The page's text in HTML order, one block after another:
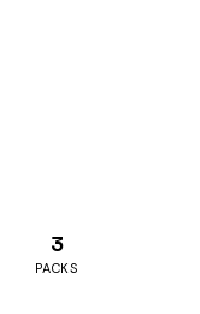
3
PACKS